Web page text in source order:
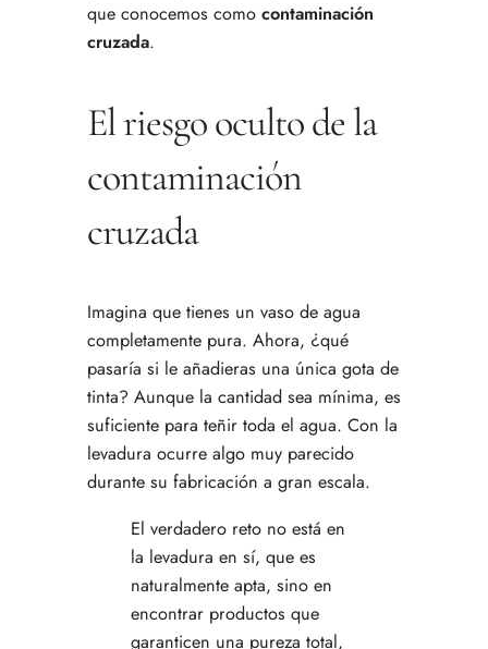
que conocemos como contaminación
cruzada.
El riesgo oculto de la
contaminación
cruzada
Imagina que tienes un vaso de agua
completamente pura. Ahora, ¿qué
pasaría si le añadieras una única gota de
tinta? Aunque la cantidad sea mínima, es
suficiente para teñir toda el agua. Con la
levadura ocurre algo muy parecido
durante su fabricación a gran escala.
El verdadero reto no está en
la levadura en sí, que es
naturalmente apta, sino en
encontrar productos que
garanticen una pureza total,